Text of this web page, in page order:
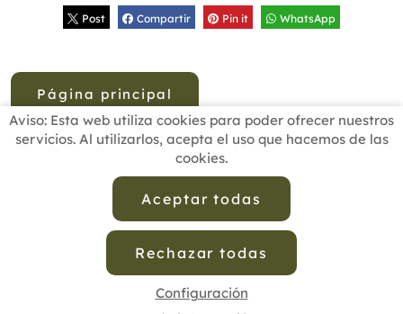
Post Compartir Pin it WhatsApp
Página principal
Aviso: Esta web utiliza cookies para poder ofrecer nuestros
servicios. Al utilizarlos, acepta el uso que hacemos de las
cookies.
Aceptar todas
Rechazar todas
Configuración
BUSCADOR PROFESIONALES
ESCUELAS RECOMENDADAS
CONTACTO
Política de Privacidad de Datos
Política de Calidad
Política de Cookies
Configuración de Cookies